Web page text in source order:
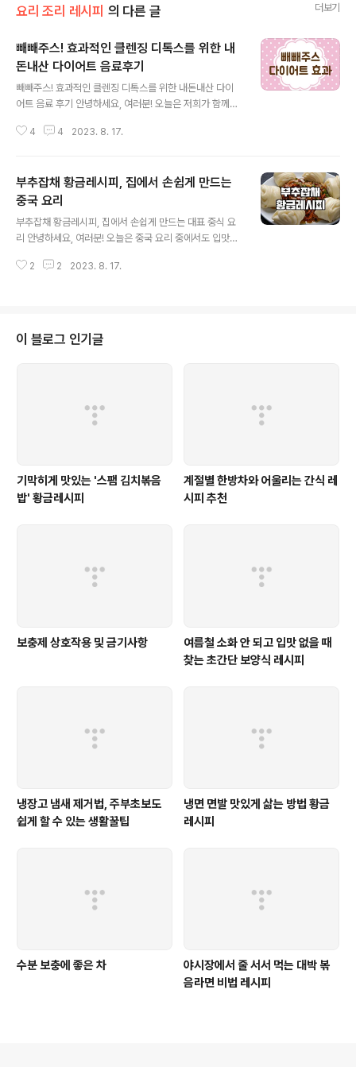
요리 조리 레시피 의 다른 글 더보기
빼빼주스! 효과적인 클렌징 디톡스를 위한 내
돈내산 다이어트 음료후기
빼빼주스! 효과적인 클렌징 디톡스를 위한 내돈내산 다이
어트 음료 후기 안녕하세요, 여러분! 오늘은 저희가 함께하
합니다. 최근에 다이어트를 시도하면서 다양한 방법을 시
미 가득한 올리브로 만들어져 있습니다. 뉴 빼빼주스 14일
다이어트보조제 디톡스 해독주스 다이어트쉐이크 분말 확
찐살 (사은품증정) COUPANG www.coupang.com
"이 포스팅은 쿠팡 파트너스 활동의 일환으로, 이에 따른
일정액의 수수료를 제공받습니다." 이 빼빼주스는 총 5가
지의 신선한 재료로 구성되어 있어, 다양한 영양소와 미네
4 4 2023. 8. 17.
부추잡채 황금레시피, 집에서 손쉽게 만드는
중국 요리
부추잡채 황금레시피, 집에서 손쉽게 만드는 대표 중식 요
리 안녕하세요, 여러분! 오늘은 중국 요리 중에서도 입맛을
시피를 소개해 드리려고 합니다. 부추잡채는 부추의 고소
당에서 먹는 것과도 크게 다르지 않은 맛을 집에서 즐길 수
있을 것입니다. 그럼 시작해볼까요? "이 포스팅은 쿠팡 파
당한 길이로 썰어주세요. 당면..
2 2 2023. 8. 17.
이 블로그 인기글
기막히게 맛있는 '스팸 김치볶음
밥' 황금레시피
계절별 한방차와 어울리는 간식 레
시피 추천
보충제 상호작용 및 금기사항
여름철 소화 안 되고 입맛 없을 때
찾는 초간단 보양식 레시피
냉장고 냄새 제거법, 주부초보도
쉽게 할 수 있는 생활꿀팁
냉면 면발 맛있게 삶는 방법 황금
레시피
수분 보충에 좋은 차
야시장에서 줄 서서 먹는 대박 볶
음라면 비법 레시피